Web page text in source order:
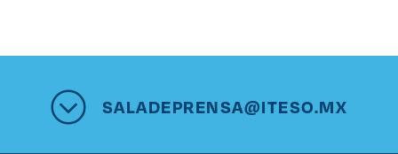
SALADEPRENSA@ITESO.MX